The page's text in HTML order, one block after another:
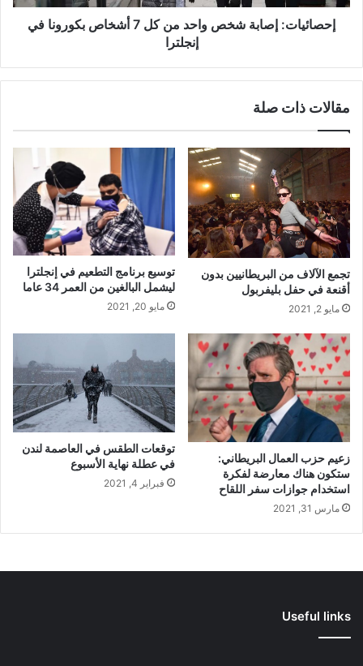
بكورونا
إحصائيات: إصابة شخص واحد من كل 7 أشخاص بكورونا في
إنجلترا
مقالات ذات صلة
تجمع الآلاف من البريطانيين بدون
أقنعة في حفل بليفربول
مايو 2, 2021
توسيع برنامج التطعيم في إنجلترا
ليشمل البالغين من العمر 34 عاما
مايو 20, 2021
زعيم حزب العمال البريطاني:
ستكون هناك معارضة لفكرة
استخدام جوازات سفر اللقاح
مارس 31, 2021
توقعات الطقس في العاصمة لندن
في عطلة نهاية الأسبوع
فبراير 4, 2021
Useful links